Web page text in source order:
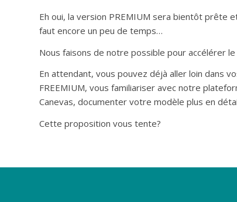
Eh oui, la version PREMIUM sera bientôt prête
faut encore un peu de temps…
Nous faisons de notre possible pour accélérer
En attendant, vous pouvez déjà aller loin dans
FREEMIUM, vous familiariser avec notre
Canevas, documenter votre modèle plus en
Cette proposition vous tente?